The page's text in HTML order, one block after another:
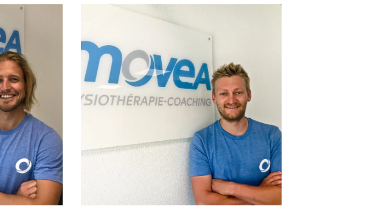
course à
Physiothérapeute trilingue spécialisé
dans le sport et la posturologie,
notamment avec le concept EAD.
Adepte dans le traitement et la prise
en charge de joueurs de hockey.